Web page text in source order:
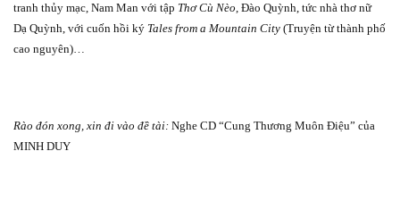
tranh thủy mạc, Nam Man với tập Thơ Cù Nèo, Đào Quỳnh, tức nhà thơ nữ
Dạ Quỳnh, với cuốn hồi ký Tales from a Mountain City (Truyện từ thành phố
cao nguyên)…
Rào đón xong, xin đi vào đề tài: Nghe CD “Cung Thương Muôn Điệu” của
MINH DUY